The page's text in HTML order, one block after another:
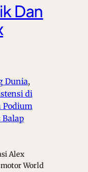
Dan
Dunia,
di
Podium
Balap
Alex
World